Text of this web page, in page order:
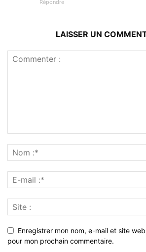
Répondre
LAISSER UN
Enregistrer mon nom, e-mail et site
pour mon prochain commentaire.